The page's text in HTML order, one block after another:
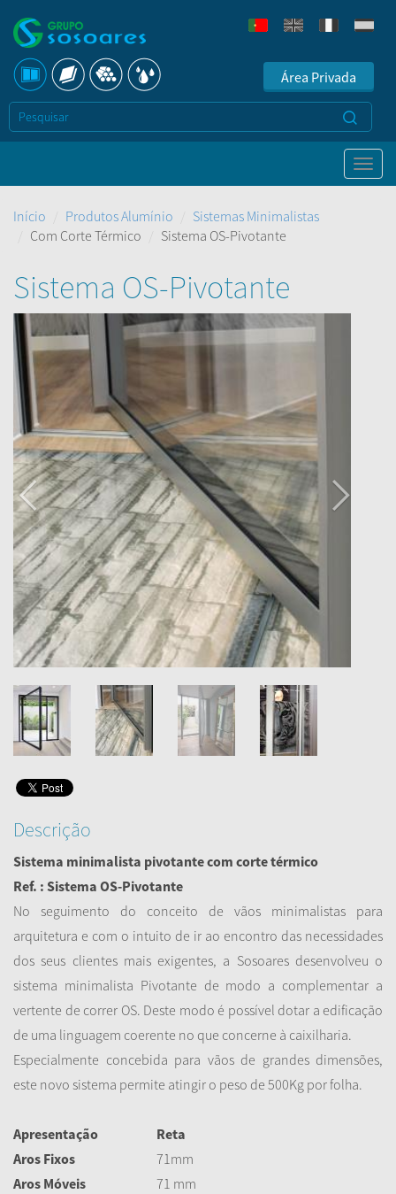
Área Privada
Início Produtos Alumínio
Sistemas Minimalistas
Com Corte Térmico
Sistema OS-Pivotante
Sistema OS-Pivotante
Descrição
Sistema minimalista pivotante com corte térmico
Ref. : Sistema OS-Pivotante
No seguimento do conceito de vãos minimalistas para
arquitetura e com o intuito de ir ao encontro das necessidades
dos seus clientes mais exigentes, a Sosoares desenvolveu o
sistema minimalista Pivotante de modo a complementar a
vertente de correr OS. Deste modo é possível dotar a edificação
de uma linguagem coerente no que concerne à caixilharia.
Especialmente concebida para vãos de grandes dimensões,
este novo sistema permite atingir o peso de 500Kg por folha.
Apresentação
Reta
Aros Fixos
71mm
Aros Móveis
71 mm